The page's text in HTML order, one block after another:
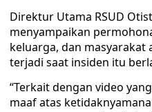
Direktur Utama RSUD
menyampaikan
keluarga, dan masyarakat
terjadi saat insiden itu
“Terkait dengan video
maaf atas